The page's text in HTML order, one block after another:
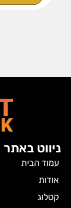
ניווט באתר
עמוד הבית
אודות
קטלוג